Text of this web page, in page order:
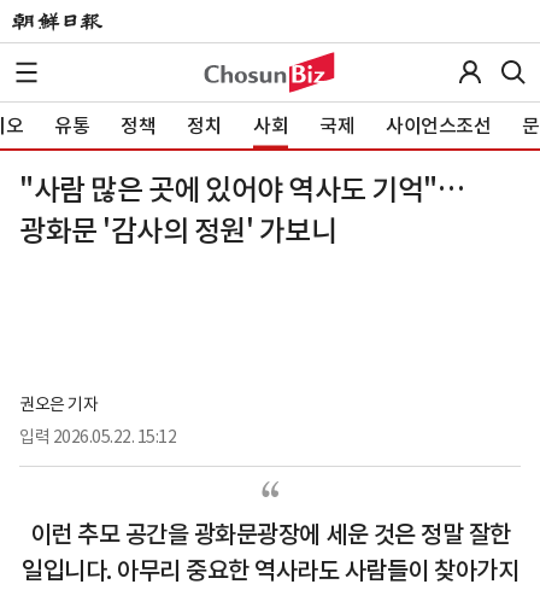
오 유통 정책 정치 사회 국제 사이언스조선
"사람 많은 곳에 있어야 역사도 기억"…
광화문 '감사의 정원' 가보니
권오은 기자
입력 2026.05.22. 15:12
이런 추모 공간을 광화문광장에 세운 것은 정말 잘한
일입니다. 아무리 중요한 역사라도 사람들이 찾아가지